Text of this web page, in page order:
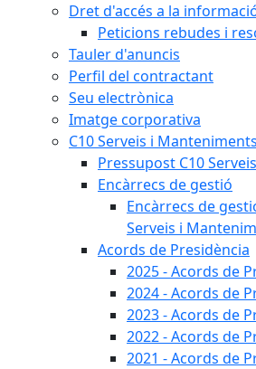
Dret d'accés a la
Peticions rebudes i
Tauler d'anuncis
Perfil del contractant
Seu electrònica
Imatge corporativa
C10 Serveis i
Pressupost C10
Encàrrecs de gestió
Encàrrecs de
Serveis i
Acords de Presidència
2025 - Acords de
2024 - Acords de
2023 - Acords de
2022 - Acords de
2021 - Acords de